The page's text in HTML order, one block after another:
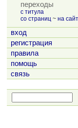
переходы
с титула
со страниц ~ на
вход
регистрация
правила
помощь
связь